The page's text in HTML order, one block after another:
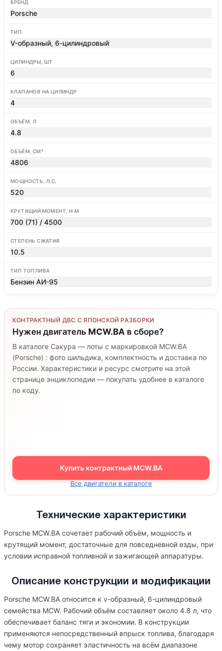
БРЕНД
Porsche
ТИП
V-образный, 6-цилиндровый
ЦИЛИНДРЫ, ШТ
6
КЛАПАНОВ НА ЦИЛИНДР
4
ОБЪЁМ, Л
4.8
ОБЪЁМ, СМ³
4806
МОЩНОСТЬ, Л.С.
520
КРУТЯЩИЙ МОМЕНТ, Н·М
700 (71) / 4500
СТЕПЕНЬ СЖАТИЯ
10.5
ТИП ТОПЛИВА
Бензин АИ-95
КОНТРАКТНЫЙ ДВС С ЯПОНСКОЙ РАЗБОРКИ
Нужен двигатель MCW.BA в сборе?
В каталоге Сакура — лоты с маркировкой MCW.BA
(Porsche) : фото шильдика, комплектность и доставка по
России. Характеристики и ресурс смотрите на этой
странице энциклопедии — покупать удобнее в каталоге
по коду.
Купить контрактный MCW.BA
Все двигатели в каталоге
Технические характеристики
Porsche MCW.BA сочетает рабочий объём, мощность и
крутящий момент, достаточные для повседневной езды, при
условии исправной топливной и зажигающей аппаратуры.
Описание конструкции и модификации
Porsche MCW.BA относится к v-образный, 6-цилиндровый
семейства MCW. Рабочий объём составляет около 4.8 л, что
обеспечивает баланс тяги и экономии. В конструкции
применяются непосредственный впрыск топлива, благодаря
чему мотор сохраняет эластичность на всём диапазоне